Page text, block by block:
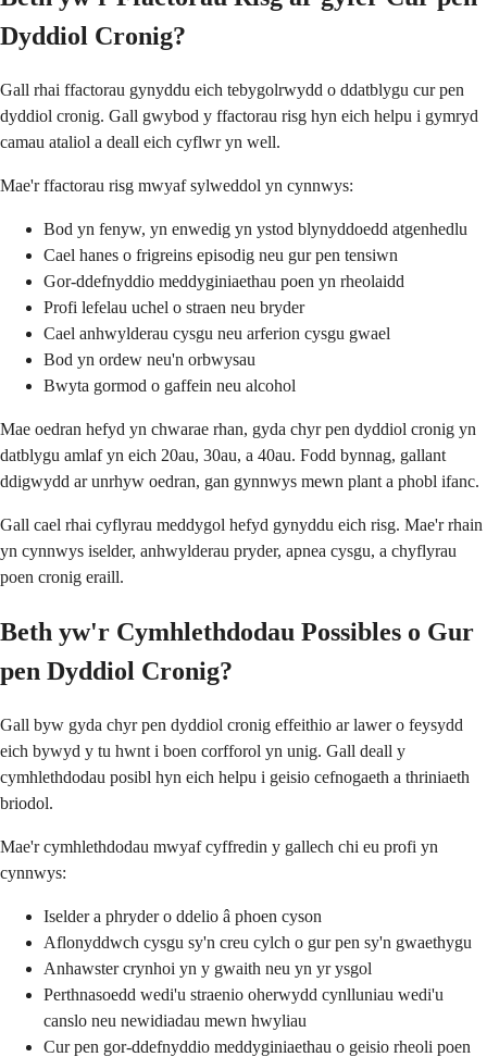
Dyddiol Cronig?
Gall rhai ffactorau gynyddu eich tebygolrwydd o ddatblygu cur pen
dyddiol cronig. Gall gwybod y ffactorau risg hyn eich helpu i gymryd
camau ataliol a deall eich cyflwr yn well.
Mae'r ffactorau risg mwyaf sylweddol yn cynnwys:
Bod yn fenyw, yn enwedig yn ystod blynyddoedd atgenhedlu
Cael hanes o frigreins episodig neu gur pen tensiwn
Gor-ddefnyddio meddyginiaethau poen yn rheolaidd
Profi lefelau uchel o straen neu bryder
Cael anhwylderau cysgu neu arferion cysgu gwael
Bod yn ordew neu'n orbwysau
Bwyta gormod o gaffein neu alcohol
Mae oedran hefyd yn chwarae rhan, gyda chyr pen dyddiol cronig yn
datblygu amlaf yn eich 20au, 30au, a 40au. Fodd bynnag, gallant
ddigwydd ar unrhyw oedran, gan gynnwys mewn plant a phobl ifanc.
Gall cael rhai cyflyrau meddygol hefyd gynyddu eich risg. Mae'r rhain
yn cynnwys iselder, anhwylderau pryder, apnea cysgu, a chyflyrau
poen cronig eraill.
Beth yw'r Cymhlethdodau Possibles o Gur
pen Dyddiol Cronig?
Gall byw gyda chyr pen dyddiol cronig effeithio ar lawer o feysydd
eich bywyd y tu hwnt i boen corfforol yn unig. Gall deall y
cymhlethdodau posibl hyn eich helpu i geisio cefnogaeth a thriniaeth
briodol.
Mae'r cymhlethdodau mwyaf cyffredin y gallech chi eu profi yn
cynnwys:
Iselder a phryder o ddelio â phoen cyson
Aflonyddwch cysgu sy'n creu cylch o gur pen sy'n gwaethygu
Anhawster crynhoi yn y gwaith neu yn yr ysgol
Perthnasoedd wedi'u straenio oherwydd cynlluniau wedi'u
canslo neu newidiadau mewn hwyliau
Cur pen gor-ddefnyddio meddyginiaethau o geisio rheoli poen